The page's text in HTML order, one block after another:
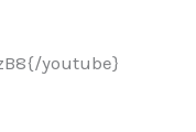
youtube}